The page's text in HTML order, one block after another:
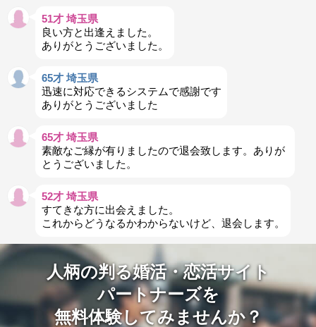
51才 埼玉県
良い方と出逢えました。
ありがとうございました。
65才 埼玉県
迅速に対応できるシステムで感謝です
ありがとうございました
65才 埼玉県
素敵なご縁が有りましたので退会致します。ありが
とうございました。
52才 埼玉県
すてきな方に出会えました。
これからどうなるかわからないけど、退会します。
人柄の判る婚活・恋活サイト
パートナーズを
無料体験してみませんか？